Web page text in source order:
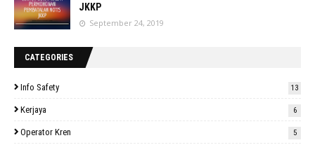
JKKP
September 24, 2019
CATEGORIES
Info Safety 13
Kerjaya 6
Operator Kren 5